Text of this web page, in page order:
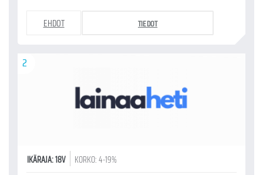
EHDOT TIEDOT
2
IKÄRAJA: 18V KORKO: 4-19%